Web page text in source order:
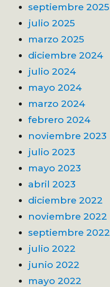
septiembre 2025
julio 2025
marzo 2025
diciembre 2024
julio 2024
mayo 2024
marzo 2024
febrero 2024
noviembre 2023
julio 2023
mayo 2023
abril 2023
diciembre 2022
noviembre 2022
septiembre 2022
julio 2022
junio 2022
mayo 2022